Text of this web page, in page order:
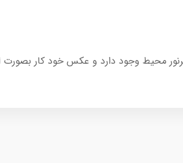
محیط وجود دارد و عکس خود کار